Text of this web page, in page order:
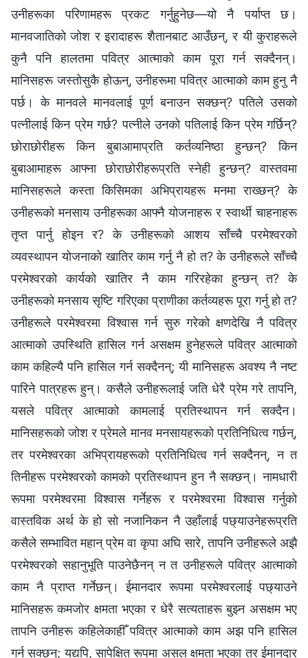
उनीहरूका परिणामहरू प्रकट गर्नुहुनेछ—यो नै पर्याप्‍त छ।
मानवजातिको जोश र इरादाहरू शैतानबाट आउँछन्, र यी कुराहरूले
कुनै पनि हालतमा पवित्र आत्माको काम पूरा गर्न सक्दैनन्।
मानिसहरू जस्तोसुकै होऊन्, उनीहरूमा पवित्र आत्माको काम हुनु नै
पर्छ। के मानवले मानवलाई पूर्ण बनाउन सक्छन्? पतिले उसको
पत्‍नीलाई किन प्रेम गर्छ? पत्‍नीले उनको पतिलाई किन प्रेम गर्छिन्‌?
छोराछोरीहरू किन बुबाआमाप्रति कर्तव्यनिष्ठा हुन्छन्? किन
बुबाआमाहरू आफ्ना छोराछोरीहरूप्रति स्नेही हुन्छन्? वास्तवमा
मानिसहरूले कस्ता किसिमका अभिप्रायहरू मनमा राख्छन्? के
उनीहरूको मनसाय उनीहरूका आफ्नै योजनाहरू र स्वार्थी चाहनाहरू
तृप्‍त पार्नु होइन र? के उनीहरूको आशय साँच्चै परमेश्‍वरको
व्यवस्थापन योजनाको खातिर काम गर्नु नै हो त? के उनीहरूले साँच्चै
परमेश्‍वरको कार्यको खातिर नै काम गरिरहेका हुन्छन् त? के
उनीहरूको मनसाय सृष्टि गरिएका प्राणीका कर्तव्यहरू पूरा गर्नु हो त?
उनीहरूले परमेश्‍वरमा विश्‍वास गर्न सुरु गरेको क्षणदेखि नै पवित्र
आत्माको उपस्थिति हासिल गर्न असक्षम हुनेहरूले पवित्र आत्माको
काम कहिल्यै पनि हासिल गर्न सक्दैनन्; यी मानिसहरू अवश्य नै नष्ट
पारिने पात्रहरू हुन्। कसैले उनीहरूलाई जति धेरै प्रेम गरे तापनि,
यसले पवित्र आत्माको कामलाई प्रतिस्थापन गर्न सक्दैन।
मानिसहरूको जोश र प्रेमले मानव मनसायहरूको प्रतिनिधित्व गर्छन्,
तर परमेश्‍वरका अभिप्रायहरूको प्रतिनिधित्व गर्न सक्दैनन्, न त
तिनीहरू परमेश्‍वरको कामको प्रतिस्थापन हुन नै सक्छन्। नामधारी
रूपमा परमेश्‍वरमा विश्‍वास गर्नेहरू र परमेश्‍वरमा विश्‍वास गर्नुको
वास्तविक अर्थ के हो सो नजानिकन नै उहाँलाई पछ्याउनेहरूप्रति
कसैले सम्भावित महान्‌ प्रेम वा कृपा अघि सारे, तापनि उनीहरूले अझै
परमेश्‍वरको सहानुभूति पाउनेछैनन् न त उनीहरूले पवित्र आत्माको
काम नै प्राप्‍त गर्नेछन्। ईमानदार रूपमा परमेश्‍वरलाई पछ्याउने
मानिसहरू कमजोर क्षमता भएका र धेरै सत्यताहरू बुझ्न असक्षम भए
तापनि उनीहरू कहिलेकाहीँ पवित्र आत्माको काम अझ पनि हासिल
गर्न सक्छन्; यद्यपि, सापेक्षित रूपमा असल क्षमता भएका तर ईमानदार